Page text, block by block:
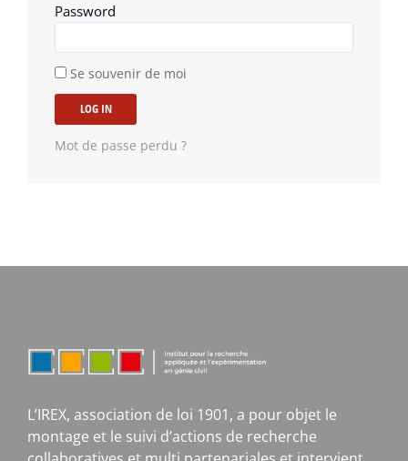
Password
Se souvenir de moi
LOG IN
Mot de passe perdu ?
L’IREX, association de loi 1901, a pour objet le
montage et le suivi d’actions de recherche